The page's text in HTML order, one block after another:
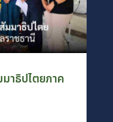
าธิปไตยภาค